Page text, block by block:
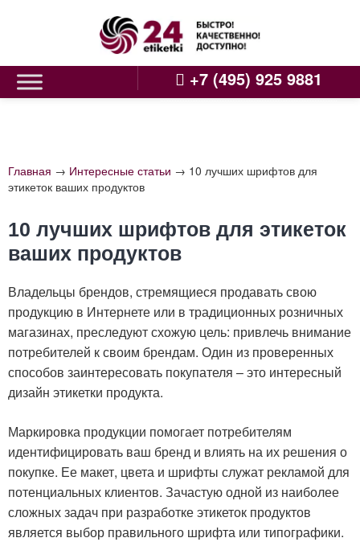
+7 (495) 925 9881
Главная → Интересные статьи → 10 лучших шрифтов для
этикеток ваших продуктов
10 лучших шрифтов для этикеток
ваших продуктов
Владельцы брендов, стремящиеся продавать свою
продукцию в Интернете или в традиционных розничных
магазинах, преследуют схожую цель: привлечь внимание
потребителей к своим брендам. Один из проверенных
способов заинтересовать покупателя – это интересный
дизайн этикетки продукта.
Маркировка продукции помогает потребителям
идентифицировать ваш бренд и влиять на их решения о
покупке. Ее макет, цвета и шрифты служат рекламой для
потенциальных клиентов. Зачастую одной из наиболее
сложных задач при разработке этикеток продуктов
является выбор правильного шрифта или типографики.